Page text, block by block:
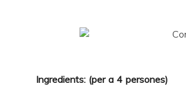
Ingredients: (per a 4 persones)